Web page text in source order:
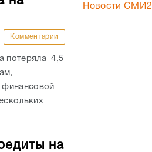
Комментарии
потеряла 4,5
финансовой
на
Новости СМИ2